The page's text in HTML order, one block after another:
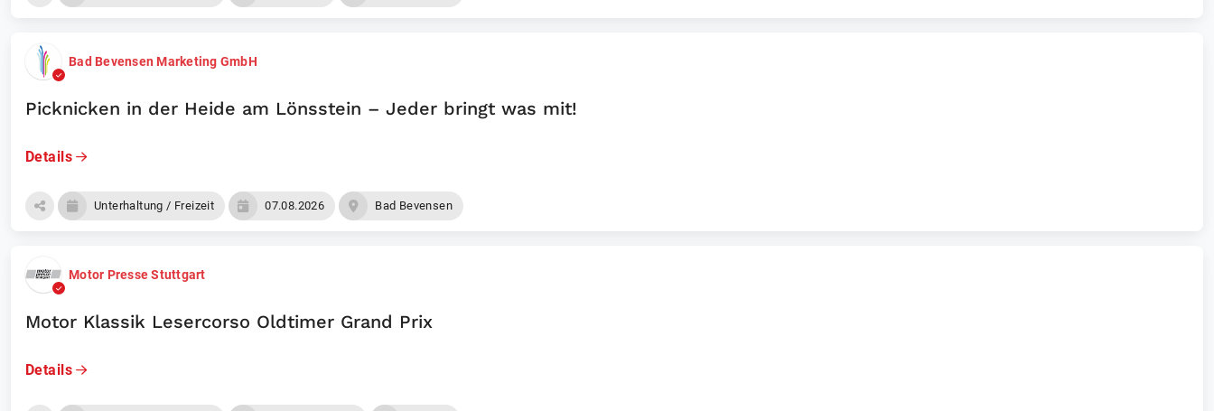
Bad Bevensen Marketing GmbH
Picknicken in der Heide am Lönsstein – Jeder bringt was mit!
Details
Unterhaltung / Freizeit 07.08.2026 Bad Bevensen
Motor Presse Stuttgart
Motor Klassik Lesercorso Oldtimer Grand Prix
Details